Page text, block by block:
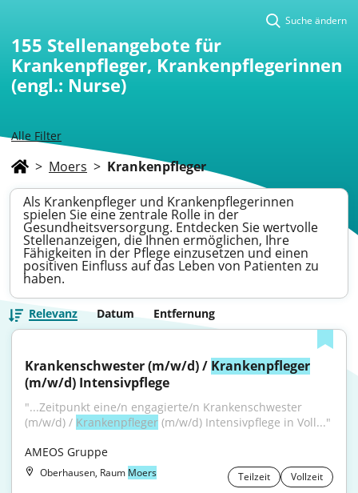
Alle Filter
Suche ändern
155 Stellenangebote für
Krankenpfleger, Krankenpflegerinnen
(engl.: Nurse)
> Moers > Krankenpfleger
Als Krankenpfleger und Krankenpflegerinnen
spielen Sie eine zentrale Rolle in der
Gesundheitsversorgung. Entdecken Sie wertvolle
Stellenanzeigen, die Ihnen ermöglichen, Ihre
Fähigkeiten in der Pflege einzusetzen und einen
positiven Einfluss auf das Leben von Patienten zu
haben.
Relevanz Datum Entfernung
Krankenschwester (m/w/d) / Krankenpfleger
(m/w/d) Intensivpflege
"...Zeitpunkt eine/n engagierte/n Krankenschwester
(m/w/d) / Krankenpfleger (m/w/d) Intensivpflege in Voll..."
AMEOS Gruppe
Oberhausen, Raum Moers Teilzeit Vollzeit